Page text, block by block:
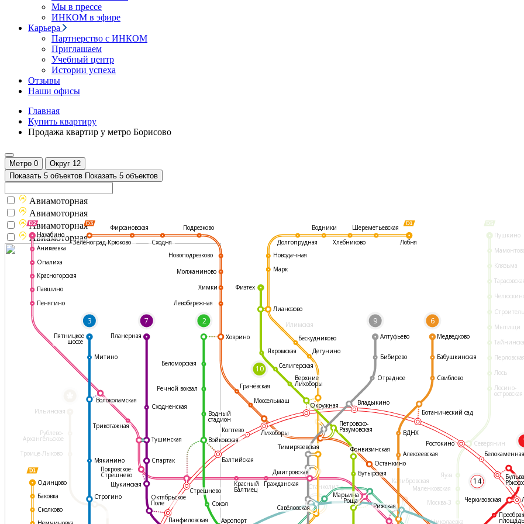
Мы в прессе
ИНКОМ в эфире
Карьера
Партнерство с ИНКОМ
Приглашаем
Учебный центр
Истории успеха
Отзывы
Наши офисы
Главная
Купить квартиру
Продажа квартир у метро Борисово
Метро 0 Округ 12
Показать 5 объектов Показать 5 объектов
Илимская
Пушкино
Клязьма
Мытищи
Лось
Лосино-
островская
Северянин
Яуза
Маленковская
Москва-3
Николаевка
Ильинская
Рублево-
Архангельское
Троице-Лыково
Калибровская
Станколит
3 7
14
2 9 6
10
Фирсановская
Сходня
Подрезково
Новоподрезково
Молжаниново
Химки
Левобережная
Ховрино
Грачёвская
Моссельмаш
Останкино
Медведково
Бабушкинская
Свиблово
ВДНХ
Алексеевская
Рижская
Аэропорт
Сокол
Красный
Балтиец
Гражданская
Дмитровская
Коптево Лихоборы
Балтийская
Войковская
Водный
стадион
Сходненская
Трикотажная
Волоколамская
Тушинская
Мякинино
Строгино
Митино
Нахабино
Аникеевка
Опалиха
Красногорская
Павшино
Пенягино
Одинцово
Баковка
Сколково
Пятницкое
шоссе
Планерная
Спартак
Стрешнево
Щукинская
Октябрьское
Поле
Панфиловская
Окружная
Дегунино
Бескудниково
Верхние
Лихоборы
Селигерская
Физтех
Яхромская
Марк
Лианозово
Новодачная
Речной вокзал
Беломорская
Долгопрудная
Водники
Хлебниково
Шереметьевская
Лобня
Тимирязевская
Марьина
Роща
Савёловская
Фонвизинская
Бутырская
Петровско-
Разумовская
Покровское-
Стрешнево
Бибирево
Отрадное
Владыкино
Ботанический сад
Алтуфьево
Ростокино
Черкизовская
площадь
Зеленоград-Крюково
Авиамоторная
Авиамоторная
Авиамоторная
Авиамоторная